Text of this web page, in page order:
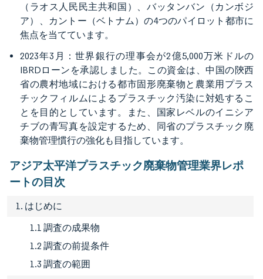
（ラオス人民民主共和国）、バッタンバン（カンボジ
ア）、カントー（ベトナム）の4つのパイロット都市に
焦点を当てています。
2023年3月：世界銀行の理事会が2億5,000万米ドルの
IBRDローンを承認しました。この資金は、中国の陝西
省の農村地域における都市固形廃棄物と農業用プラス
チックフィルムによるプラスチック汚染に対処するこ
とを目的としています。また、国家レベルのイニシア
チブの青写真を設定するため、同省のプラスチック廃
棄物管理慣行の強化も目指しています。
アジア太平洋プラスチック廃棄物管理業界レポ
ートの目次
1. はじめに
1.1 調査の成果物
1.2 調査の前提条件
1.3 調査の範囲